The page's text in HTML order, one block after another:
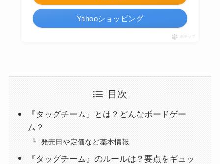
Yahooショッピング
ポチップ
目次
『タッグチーム』とは？どんなボードゲー
ム？
発売日や定価など基本情報
『タッグチーム』のルールは？要点をギュッ